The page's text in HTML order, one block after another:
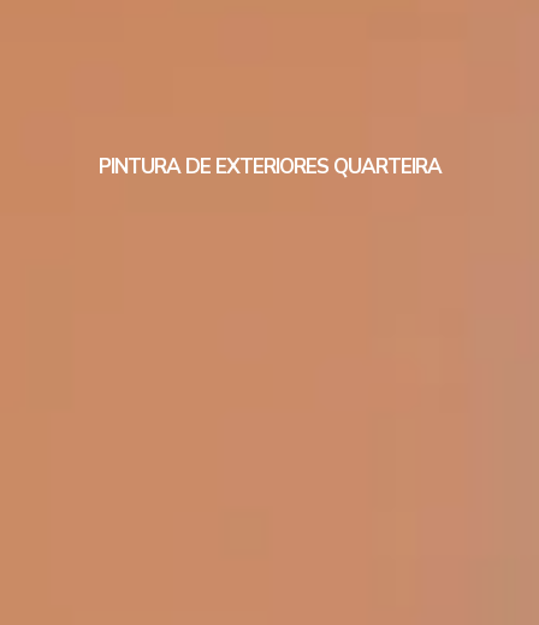
PINTURA DE EXTERIORES QUARTEIRA